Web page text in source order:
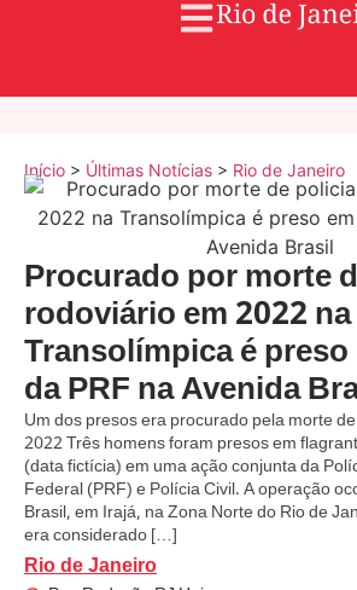
Início > Últimas Notícias > Rio de Janeiro
Procurado por morte
rodoviário em 2022 na
Transolímpica é preso
da PRF na Avenida
Um dos presos era procurado pela morte
2022 Três homens foram presos em
(data fictícia) em uma ação conjunta da
Federal (PRF) e Polícia Civil. A operação
Brasil, em Irajá, na Zona Norte do Rio de
era considerado […]
Rio de Janeiro